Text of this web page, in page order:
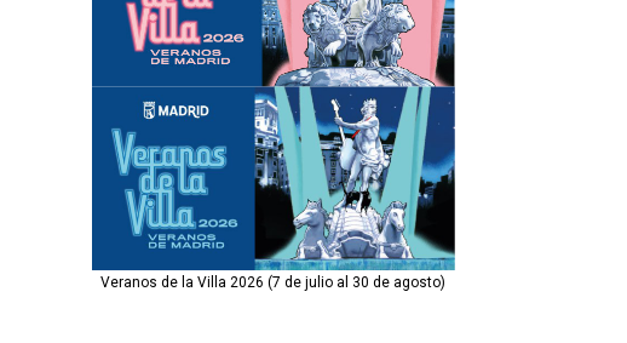
Veranos de la Villa 2026 (7 de julio al 30 de agosto)